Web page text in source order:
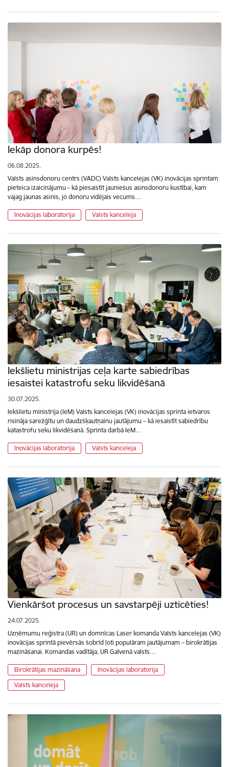
Iekāp donora kurpēs!
06.08.2025.
Valsts asinsdonoru centrs (VADC) Valsts kancelejas (VK) inovācijas sprintam
pieteica izaicinājumu – kā piesaistīt jauniešus asinsdonoru kustībai, kam
vajag jaunas asinis, jo donoru vidējais vecums…
Inovācijas laboratorija Valsts kanceleja
Iekšlietu ministrijas ceļa karte sabiedrības
iesaistei katastrofu seku likvidēšanā
30.07.2025.
Iekšlietu ministrija (IeM) Valsts kancelejas (VK) inovācijas sprinta ietvaros
risināja sarežģītu un daudzšķautņainu jautājumu – kā iesaistīt sabiedrību
katastrofu seku likvidēšanā. Sprinta darbā IeM…
Inovācijas laboratorija Valsts kanceleja
Vienkāršot procesus un savstarpēji uzticēties!
24.07.2025.
Uzņēmumu reģistra (UR) un domnīcas Laser komanda Valsts kancelejas (VK)
inovācijas sprintā pievērsās šobrīd ļoti populāram jautājumam – birokrātijas
mazināšanai. Komandas vadītāja, UR Galvenā valsts…
Birokrātijas mazināšana
Inovācijas laboratorija
Valsts kanceleja